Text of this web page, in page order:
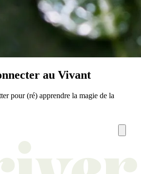
au Vivant
pour (ré) apprendre la magie de la